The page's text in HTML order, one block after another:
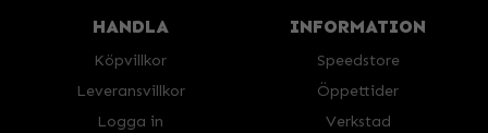
HANDLA
Köpvillkor
Leveransvillkor
Logga in
INFORMATION
Speedstore
Öppettider
Verkstad